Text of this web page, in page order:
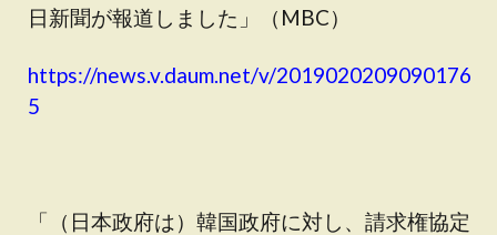
日新聞が報道しました」（MBC）
https://news.v.daum.net/v/2019020209090176
5
「（日本政府は）韓国政府に対し、請求権協定